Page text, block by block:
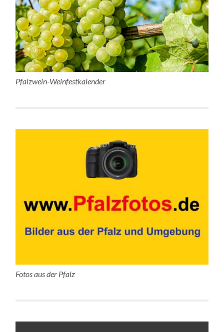
Pfalzwein-Weinfestkalender
Fotos aus der Pfalz